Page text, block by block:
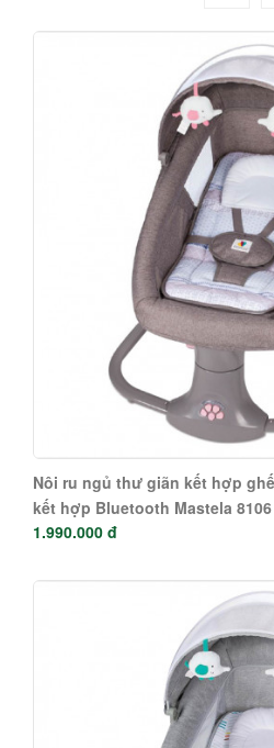
Nôi ru ngủ thư giãn kết hợp
kết hợp Bluetooth Mastela
1.990.000 đ